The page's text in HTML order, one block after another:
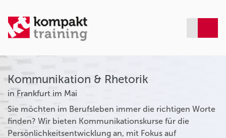
Kommunikation & Rhetorik
in Frankfurt im Mai
Sie möchten im Berufsleben immer die richtigen Worte
finden? Wir bieten Kommunikationskurse für die
Persönlichkeitsentwicklung an, mit Fokus auf